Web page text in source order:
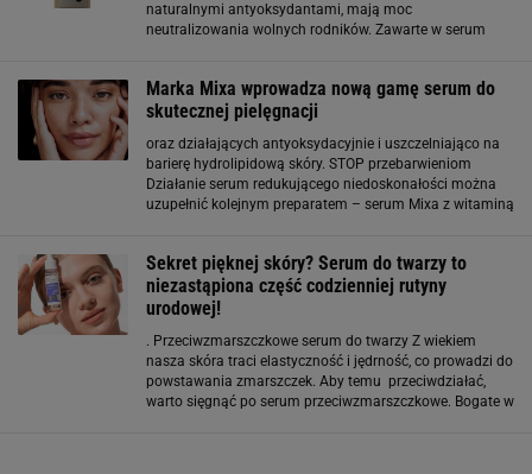
naturalnymi antyoksydantami, mają moc
neutralizowania wolnych rodników. Zawarte w serum
zmęczoną skórę
Marka Mixa wprowadza nową gamę serum do
skutecznej pielęgnacji
oraz działających antyoksydacyjnie i uszczelniająco na
barierę hydrolipidową skóry. STOP przebarwieniom
Działanie serum redukującego niedoskonałości można
uzupełnić kolejnym preparatem – serum Mixa z witaminą
główne
Sekret pięknej skóry? Serum do twarzy to
niezastąpiona część codzienniej rutyny
urodowej!
. Przeciwzmarszczkowe serum do twarzy Z wiekiem
nasza skóra traci elastyczność i jędrność, co prowadzi do
powstawania zmarszczek. Aby temu przeciwdziałać,
warto sięgnąć po serum przeciwzmarszczkowe. Bogate w